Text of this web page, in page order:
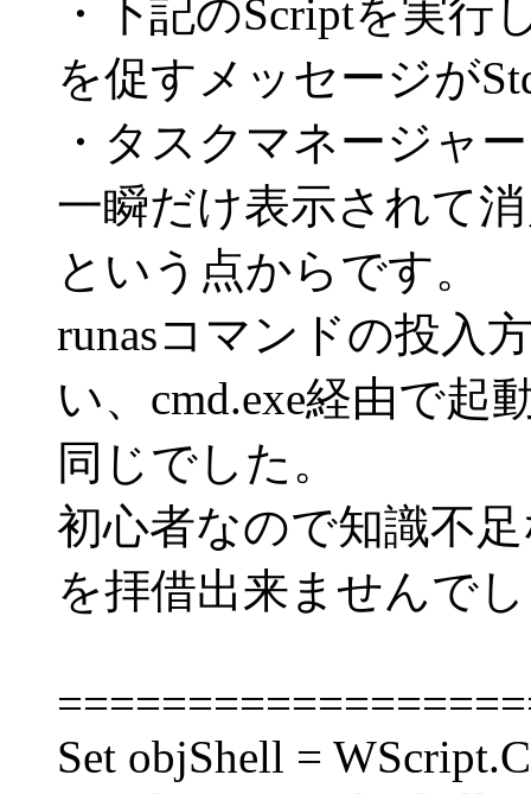
・下記のScriptを実
を促すメッセージが
・タスクマネージャ
一瞬だけ表示されて
という点からです。
runasコマンドの投入
い、cmd.exe経由で起
同じでした。
初心者なので知識不
を拝借出来ませんで
Set objShell =